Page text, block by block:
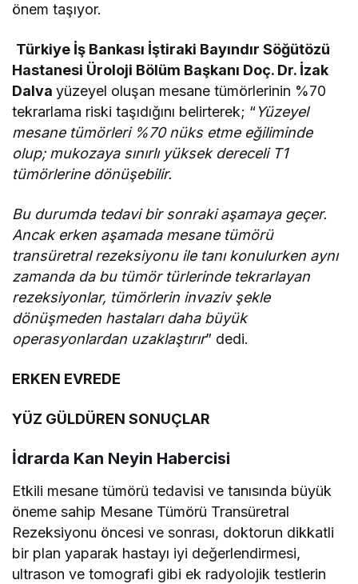
önem taşıyor.
Türkiye İş Bankası İştiraki Bayındır Söğütözü
Hastanesi Üroloji Bölüm Başkanı Doç. Dr. İzak
Dalvayüzeyel oluşan mesane tümörlerinin %70
tekrarlama riski taşıdığını belirterek; “Yüzeyel
mesane tümörleri %70 nüks etme eğiliminde
olup; mukozaya sınırlı yüksek dereceli T1
tümörlerine dönüşebilir.
Bu durumda tedavi bir sonraki aşamaya geçer.
Ancak erken aşamada mesane tümörü
transüretral rezeksiyonu ile tanı konulurken aynı
zamanda da bu tümör türlerinde tekrarlayan
rezeksiyonlar, tümörlerin invaziv şekle
dönüşmeden hastaları daha büyük
operasyonlardan uzaklaştırır” dedi.
ERKEN EVREDE
YÜZ GÜLDÜREN SONUÇLAR
İdrarda Kan Neyin Habercisi
Etkili mesane tümörü tedavisi ve tanısında büyük
öneme sahip Mesane Tümörü Transüretral
Rezeksiyonu öncesi ve sonrası, doktorun dikkatli
bir plan yaparak hastayı iyi değerlendirmesi,
ultrason ve tomografi gibi ek radyolojik testlerin